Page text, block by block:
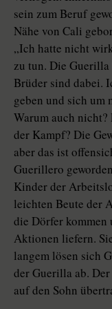
sein zum Beruf
Nähe von Cali
„Ich hatte nicht
zu tun. Die
Brüder sind dabei.
geben und sich um
Warum auch nicht?
der Kampf? Die
aber das ist
Guerillero
Kinder der
leichten Beute der
die Dörfer kommen
Aktionen liefern.
langem lösen sich
der Guerilla ab.
auf den Sohn